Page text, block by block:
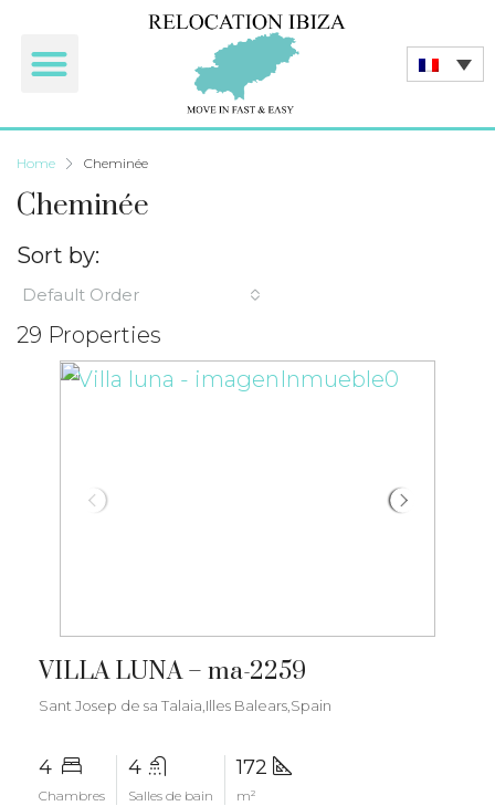
Home Cheminée
Cheminée
29 Properties
Sort by:
Default Order
VILLA LUNA – ma-2259
Sant Josep de sa Talaia,Illes Balears,Spain
4
Chambres
4
Salles de bain
172
m²